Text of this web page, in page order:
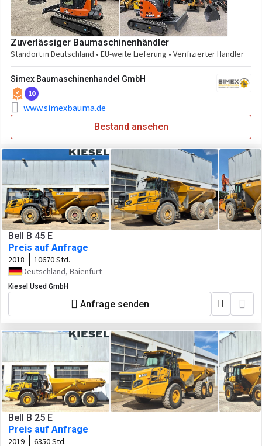
Zuverlässiger Baumaschinenhändler
Standort in Deutschland • EU-weite Lieferung • Verifizierter Händler
Simex Baumaschinenhandel GmbH
10
www.simexbauma.de
Bestand ansehen
Bell B 45 E
Preis auf Anfrage
2018
10670 Std.
Deutschland, Baienfurt
Kiesel Used GmbH
Anfrage senden
Bell B 25 E
Preis auf Anfrage
2019 6350 Std.